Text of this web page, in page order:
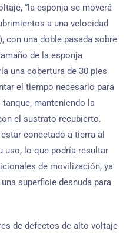
“la esponja se moverá
a una velocidad
con una doble pasada sobre
de la esponja
una cobertura de 30 pies
el tiempo necesario para
manteniendo la
el sustrato recubierto.
conectado a tierra al
uso, lo que podría resultar
de movilización, ya
superficie desnuda para
de defectos de alto voltaje